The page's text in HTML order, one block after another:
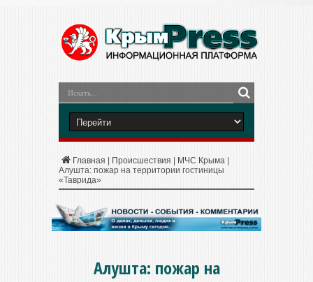
Главная Происшествия МЧС Крыма
Алушта: пожар на территории гостиницы
«Таврида»
Алушта: пожар на